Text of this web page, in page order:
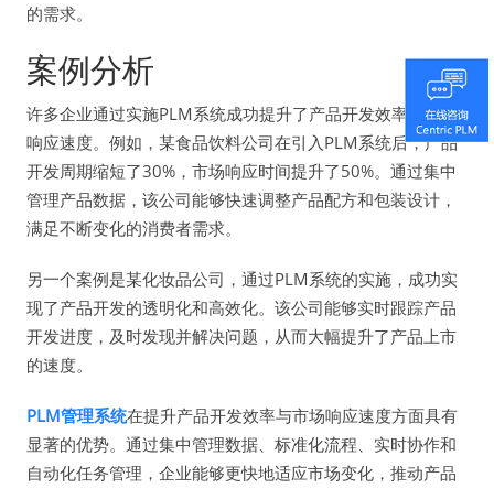
的需求。
案例分析
许多企业通过实施PLM系统成功提升了产品开发效率和市场
响应速度。例如，某食品饮料公司在引入PLM系统后，产品
开发周期缩短了30%，市场响应时间提升了50%。通过集中
管理产品数据，该公司能够快速调整产品配方和包装设计，
满足不断变化的消费者需求。
另一个案例是某化妆品公司，通过PLM系统的实施，成功实
现了产品开发的透明化和高效化。该公司能够实时跟踪产品
开发进度，及时发现并解决问题，从而大幅提升了产品上市
的速度。
PLM管理系统在提升产品开发效率与市场响应速度方面具有
显著的优势。通过集中管理数据、标准化流程、实时协作和
自动化任务管理，企业能够更快地适应市场变化，推动产品